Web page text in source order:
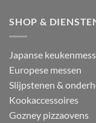
SHOP &
Japanse
Europese messen
Slijpstenen &
Kookaccessoires
Gozney pizzaovens